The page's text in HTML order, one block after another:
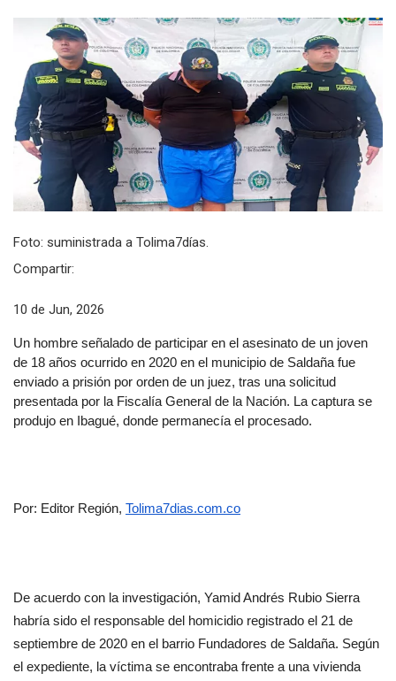
Foto: suministrada a Tolima7días.
Compartir:
10 de Jun, 2026
Un hombre señalado de participar en el asesinato de un joven
de 18 años ocurrido en 2020 en el municipio de Saldaña fue
enviado a prisión por orden de un juez, tras una solicitud
presentada por la Fiscalía General de la Nación. La captura se
produjo en Ibagué, donde permanecía el procesado.
Por: Editor Región, Tolima7dias.com.co
De acuerdo con la investigación, Yamid Andrés Rubio Sierra
habría sido el responsable del homicidio registrado el 21 de
septiembre de 2020 en el barrio Fundadores de Saldaña. Según
el expediente, la víctima se encontraba frente a una vivienda